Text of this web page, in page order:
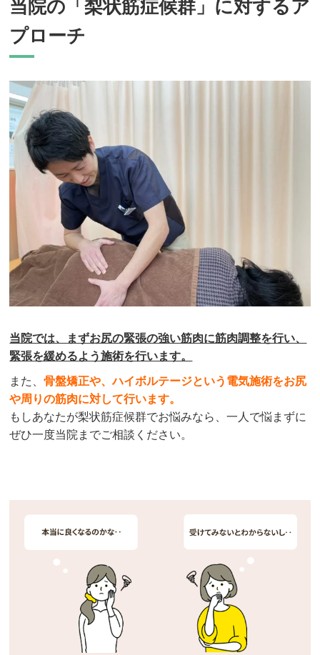
当院の「梨状筋症候群」に対するア
プローチ
当院では、まずお尻の緊張の強い筋肉に筋肉調整を行い、
緊張を緩めるよう施術を行います。
また、骨盤矯正や、ハイボルテージという電気施術をお尻
や周りの筋肉に対して行います。
もしあなたが梨状筋症候群でお悩みなら、一人で悩まずに
ぜひ一度当院までご相談ください。